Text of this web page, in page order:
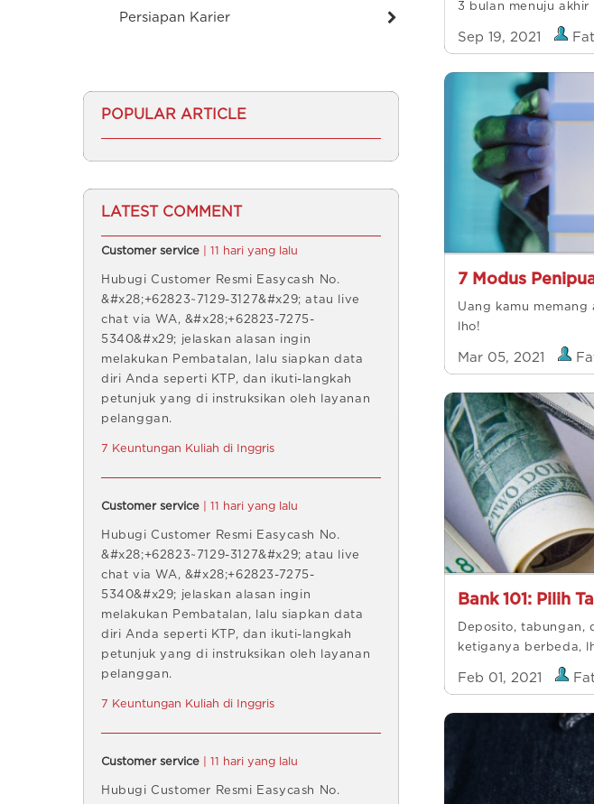
3 bulan menuju akhir
Sep 19, 2021
7 Modus
Uang kamu
lho!
Mar 05, 2021
Bank 101: Pilih
Deposito, tabungan,
ketiganya berbeda,
Feb 01, 2021
Persiapan Karier
POPULAR ARTICLE
LATEST COMMENT
Customer service | 11 hari yang lalu
Hubugi Customer Resmi Easycash No.
&#x28;+62823~7129-3127&#x29; atau live
chat via WA, &#x28;+62823-7275-
5340&#x29; jelaskan alasan ingin
melakukan Pembatalan, lalu siapkan data
diri Anda seperti KTP, dan ikuti-langkah
petunjuk yang di instruksikan oleh layanan
pelanggan.
7 Keuntungan Kuliah di Inggris
Customer service | 11 hari yang lalu
Hubugi Customer Resmi Easycash No.
&#x28;+62823~7129-3127&#x29; atau live
chat via WA, &#x28;+62823-7275-
5340&#x29; jelaskan alasan ingin
melakukan Pembatalan, lalu siapkan data
diri Anda seperti KTP, dan ikuti-langkah
petunjuk yang di instruksikan oleh layanan
pelanggan.
7 Keuntungan Kuliah di Inggris
Customer service | 11 hari yang lalu
Hubugi Customer Resmi Easycash No.